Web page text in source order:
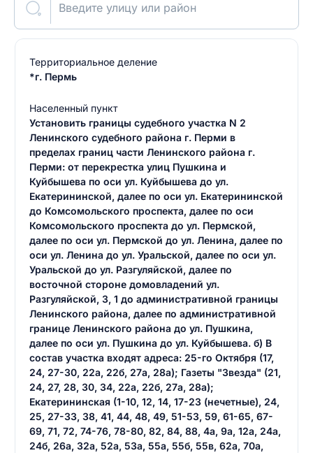
Введите улицу или район
Территориальное деление
*г. Пермь
Населенный пункт
Установить границы судебного участка N 2
Ленинского судебного района г. Перми в
пределах границ части Ленинского района г.
Перми: от перекрестка улиц Пушкина и
Куйбышева по оси ул. Куйбышева до ул.
Екатерининской, далее по оси ул. Екатерининской
до Комсомольского проспекта, далее по оси
Комсомольского проспекта до ул. Пермской,
далее по оси ул. Пермской до ул. Ленина, далее по
оси ул. Ленина до ул. Уральской, далее по оси ул.
Уральской до ул. Разгуляйской, далее по
восточной стороне домовладений ул.
Разгуляйской, 3, 1 до административной границы
Ленинского района, далее по административной
границе Ленинского района до ул. Пушкина,
далее по оси ул. Пушкина до ул. Куйбышева. б) В
состав участка входят адреса: 25-го Октября (17,
24, 27-30, 22а, 22б, 27а, 28а); Газеты "Звезда" (21,
24, 27, 28, 30, 34, 22а, 22б, 27а, 28а);
Екатерининская (1-10, 12, 14, 17-23 (нечетные), 24,
25, 27-33, 38, 41, 44, 48, 49, 51-53, 59, 61-65, 67-
69, 71, 72, 74-76, 78-80, 82, 84, 88, 4а, 9а, 12а, 24а,
24б, 26а, 32а, 52а, 53а, 55а, 55б, 55в, 62а, 70а,